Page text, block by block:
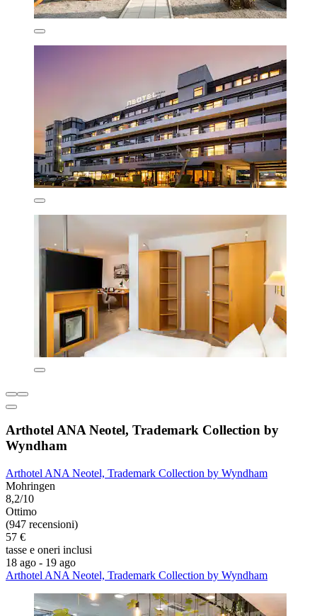
Arthotel ANA Neotel, Trademark Collection by
Wyndham
Arthotel ANA Neotel, Trademark Collection by Wyndham
Mohringen
8,2/10
Ottimo
(947 recensioni)
57 €
tasse e oneri inclusi
18 ago - 19 ago
Arthotel ANA Neotel, Trademark Collection by Wyndham